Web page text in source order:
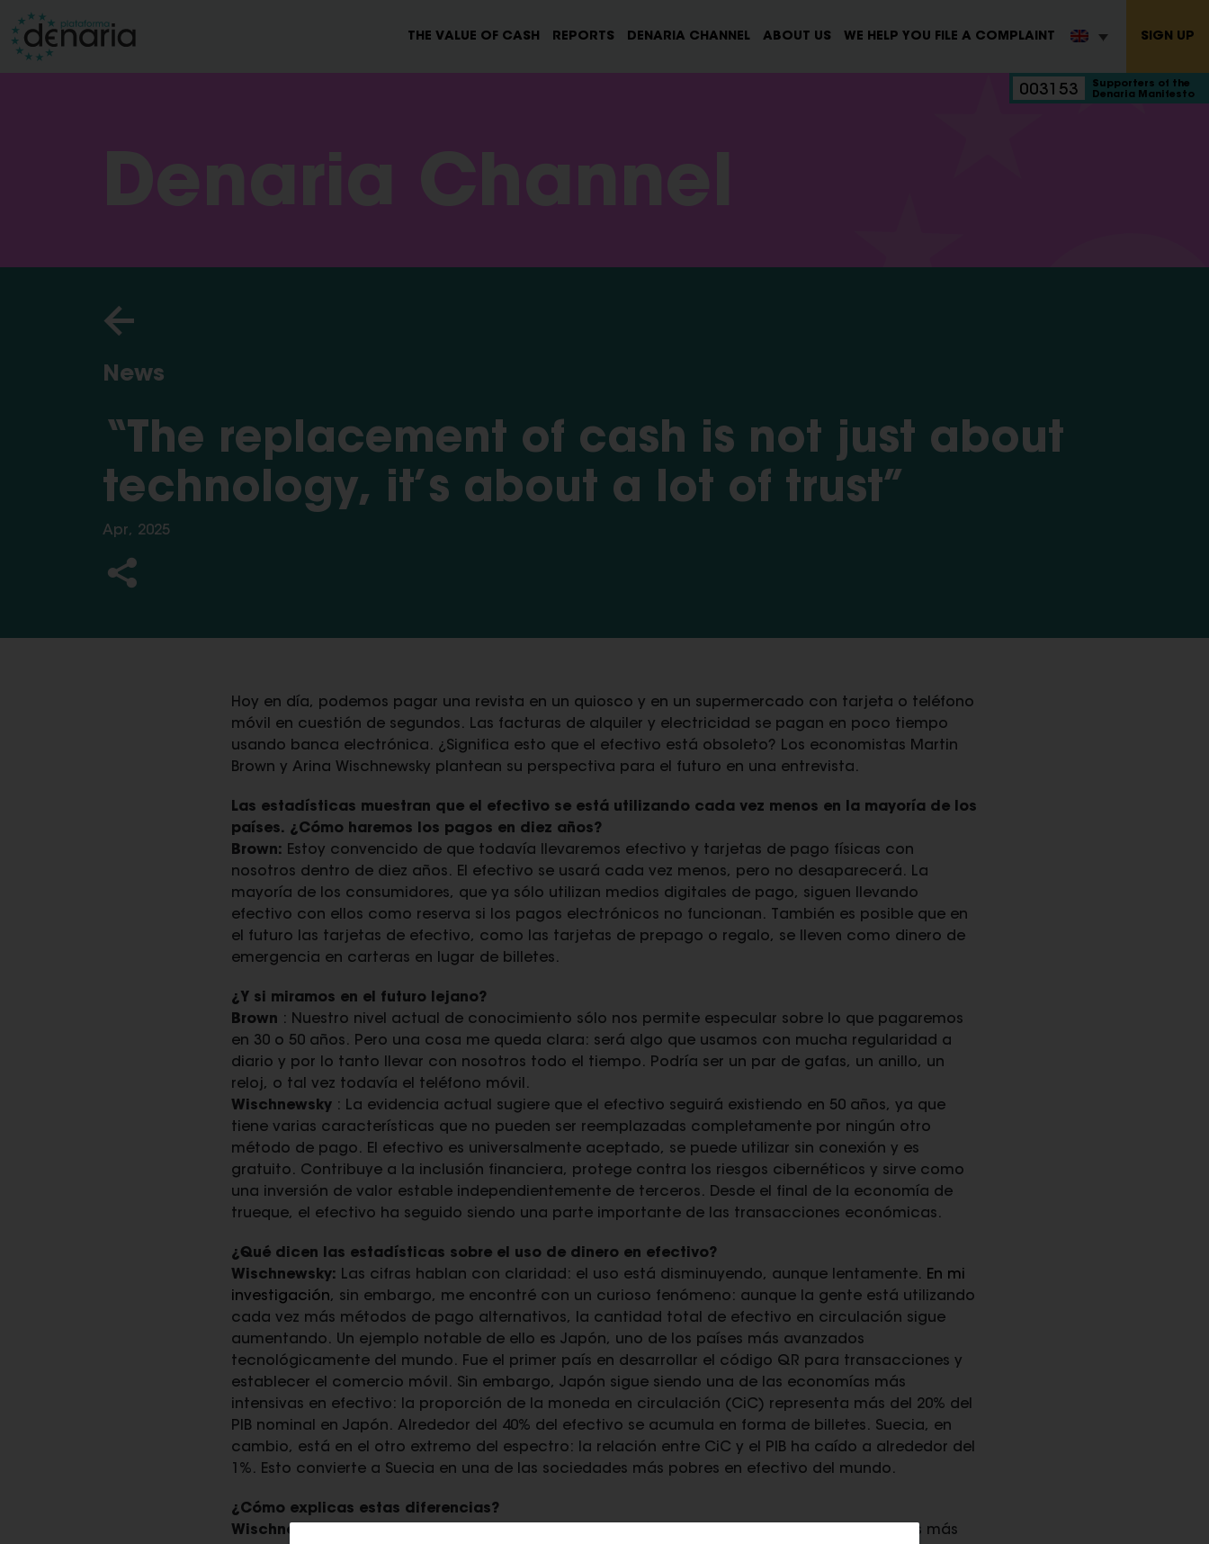
THE VALUE OF CASH REPORTS DENARIA CHANNEL ABOUT US WE HELP YOU FILE A COMPLAINT SIGN UP
003153
Supporters of the
Denaria Manifesto
Denaria Channel
News
“The replacement of cash is not just about
technology, it’s about a lot of trust”
Apr, 2025
Hoy en día, podemos pagar una revista en un quiosco y en un supermercado con tarjeta o teléfono
móvil en cuestión de segundos. Las facturas de alquiler y electricidad se pagan en poco tiempo
usando banca electrónica. ¿Significa esto que el efectivo está obsoleto? Los economistas Martin
Brown y Arina Wischnewsky plantean su perspectiva para el futuro en una entrevista.
Las estadísticas muestran que el efectivo se está utilizando cada vez menos en la mayoría de los
países. ¿Cómo haremos los pagos en diez años?
Brown: Estoy convencido de que todavía llevaremos efectivo y tarjetas de pago físicas con
nosotros dentro de diez años. El efectivo se usará cada vez menos, pero no desaparecerá. La
mayoría de los consumidores, que ya sólo utilizan medios digitales de pago, siguen llevando
efectivo con ellos como reserva si los pagos electrónicos no funcionan. También es posible que en
el futuro las tarjetas de efectivo, como las tarjetas de prepago o regalo, se lleven como dinero de
emergencia en carteras en lugar de billetes.
¿Y si miramos en el futuro lejano?
Brown : Nuestro nivel actual de conocimiento sólo nos permite especular sobre lo que pagaremos
en 30 o 50 años. Pero una cosa me queda clara: será algo que usamos con mucha regularidad a
diario y por lo tanto llevar con nosotros todo el tiempo. Podría ser un par de gafas, un anillo, un
reloj, o tal vez todavía el teléfono móvil.
Wischnewsky: La evidencia actual sugiere que el efectivo seguirá existiendo en 50 años, ya que
tiene varias características que no pueden ser reemplazadas completamente por ningún otro
método de pago. El efectivo es universalmente aceptado, se puede utilizar sin conexión y es
gratuito. Contribuye a la inclusión financiera, protege contra los riesgos cibernéticos y sirve como
una inversión de valor estable independientemente de terceros. Desde el final de la economía de
trueque, el efectivo ha seguido siendo una parte importante de las transacciones económicas.
¿Qué dicen las estadísticas sobre el uso de dinero en efectivo?
Wischnewsky: Las cifras hablan con claridad: el uso está disminuyendo, aunque lentamente. En mi
investigación, sin embargo, me encontré con un curioso fenómeno: aunque la gente está utilizando
cada vez más métodos de pago alternativos, la cantidad total de efectivo en circulación sigue
aumentando. Un ejemplo notable de ello es Japón, uno de los países más avanzados
tecnológicamente del mundo. Fue el primer país en desarrollar el código QR para transacciones y
establecer el comercio móvil. Sin embargo, Japón sigue siendo una de las economías más
intensivas en efectivo: la proporción de la moneda en circulación (CiC) representa más del 20% del
PIB nominal en Japón. Alrededor del 40% del efectivo se acumula en forma de billetes. Suecia, en
cambio, está en el otro extremo del espectro: la relación entre CiC y el PIB ha caído a alrededor del
1%. Esto convierte a Suecia en una de las sociedades más pobres en efectivo del mundo.
¿Cómo explicas estas diferencias?
Wischnewsky:
Creo que no se trata sólo de la tecnología, también sobre los valores sociales más